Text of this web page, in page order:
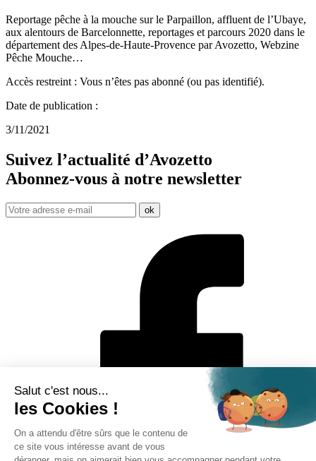
Reportage pêche à la mouche sur le Parpaillon, affluent de l’Ubaye,
aux alentours de Barcelonnette, reportages et parcours 2020 dans le
département des Alpes-de-Haute-Provence par Avozetto, Webzine
Pêche Mouche…
Accès restreint : Vous n’êtes pas abonné (ou pas identifié).
Date de publication :
3/11/2021
Suivez l’actualité d’Avozetto
Abonnez-vous à notre newsletter